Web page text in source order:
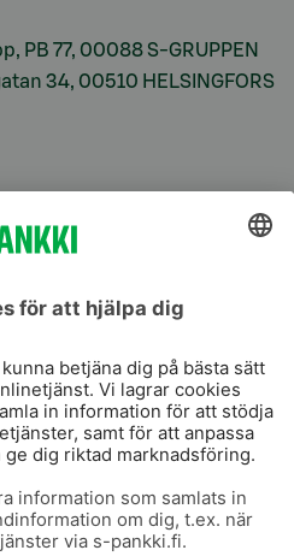
PB 77, 00088 S-GRUPPEN
34, 00510 HELSINGFORS